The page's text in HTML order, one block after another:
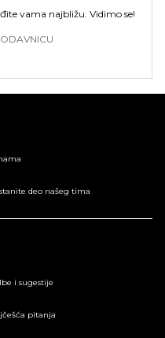
vama najbližu. Vidimo se!
deo našeg tima
i sugestije
pitanja